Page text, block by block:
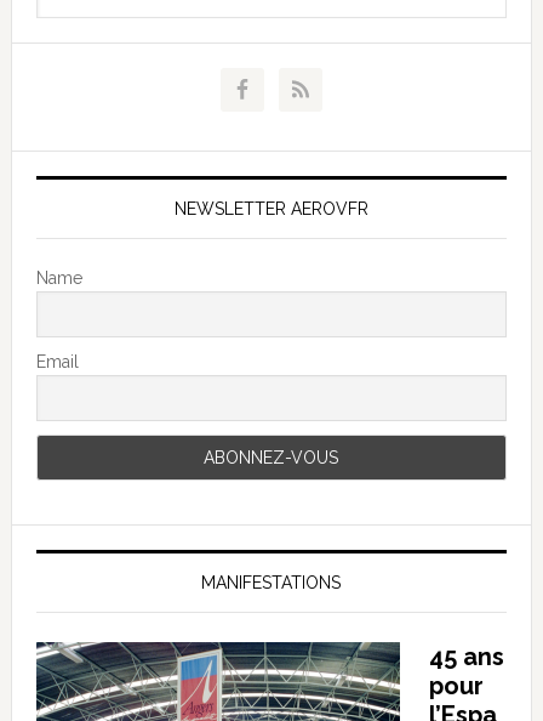
NEWSLETTER AEROVFR
Name
Email
MANIFESTATIONS
45 ans
pour